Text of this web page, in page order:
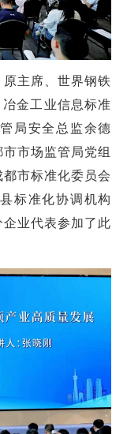
主席、世界钢铁
金工业信息标准
局安全总监余德
市场监管局党组
市标准化委员会
标准化协调机构
企业代表参加了此